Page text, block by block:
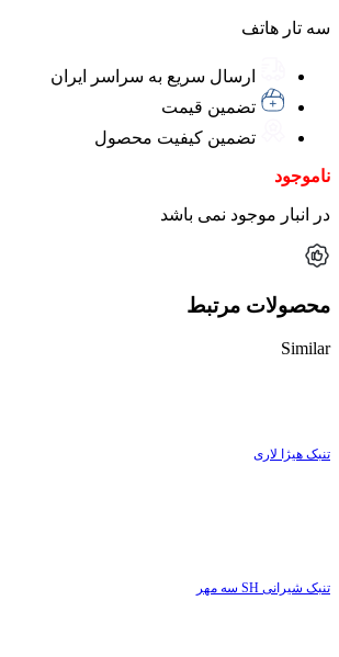
سه تار هاتف
ارسال سریع به سراسر ایران
تضمین قیمت
تضمین کیفیت محصول
ناموجود
در انبار موجود نمی باشد
محصولات مرتبط
Similar
تنبک هیژا لاری
تنبک شیرانی SH سه مهر